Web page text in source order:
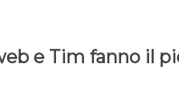
e Tim fanno il